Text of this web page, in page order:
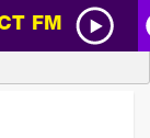
FM
Télécharger